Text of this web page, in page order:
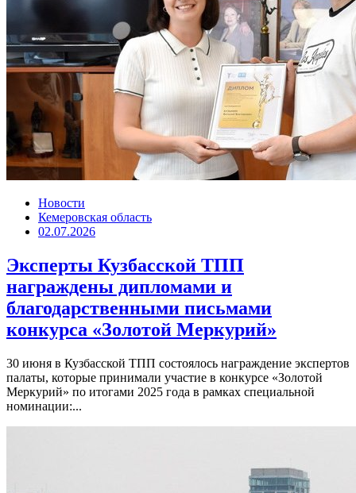
Новости
Кемеровская область
02.07.2026
Эксперты Кузбасской ТПП
награждены дипломами и
благодарственными письмами
конкурса «Золотой Меркурий»
30 июня в Кузбасской ТПП состоялось награждение экспертов
палаты, которые принимали участие в конкурсе «Золотой
Меркурий» по итогами 2025 года в рамках специальной
номинации:...